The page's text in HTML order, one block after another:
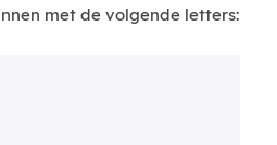
met de volgende letters: